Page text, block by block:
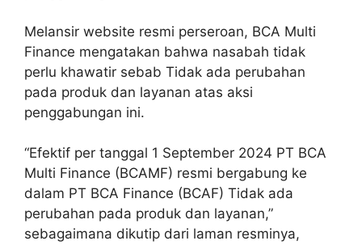
Melansir website resmi perseroan, BCA Multi
Finance mengatakan bahwa nasabah tidak
perlu khawatir sebab Tidak ada perubahan
pada produk dan layanan atas aksi
penggabungan ini.
“Efektif per tanggal 1 September 2024 PT BCA
Multi Finance (BCAMF) resmi bergabung ke
dalam PT BCA Finance (BCAF) Tidak ada
perubahan pada produk dan layanan,”
sebagaimana dikutip dari laman resminya,